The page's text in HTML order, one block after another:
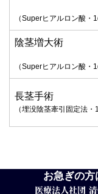
（Superヒアルロン酸・
陰茎増大術
（Superヒアルロン酸・
長茎手術
（埋没陰茎牽引固定法・1
お急ぎの